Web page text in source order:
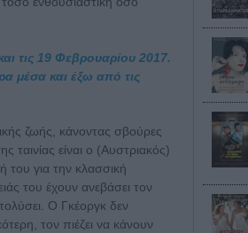
τις 19 Φεβρουαρίου 2017.
μέσα και έξω από τις
ζωής, κάνοντας σβούρες
είναι ο (Αυστριακός)
του για την κλασσική
του έχουν ανεβάσει τον
Ο Γκέοργκ δεν
τον πιέζει να κάνουν